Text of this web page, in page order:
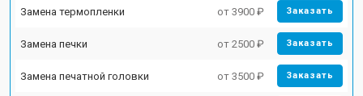
Замена термопленки от 3900 ₽ Заказать
Замена печки от 2500 ₽ Заказать
Замена печатной головки от 3500 ₽ Заказать